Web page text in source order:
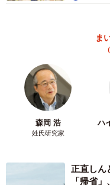
らとても可愛がってく
ま
森岡 浩
姓氏研究家
ハ
正直しん
「帰省